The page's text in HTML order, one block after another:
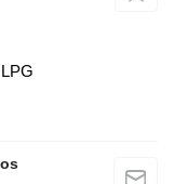
LPG